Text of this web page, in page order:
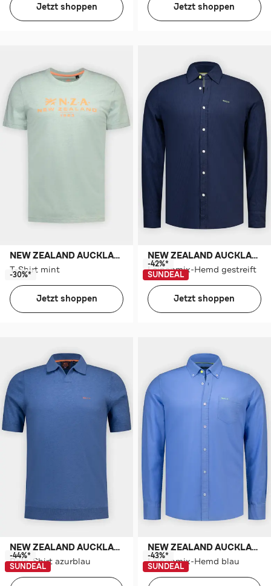
Jetzt shoppen Jetzt shoppen
NEW ZEALAND AUCKLAND
T-Shirt mint
-30%*
Jetzt shoppen
NEW ZEALAND AUCKLAND
Leinenmix-Hemd gestreift
-42%*
SUNDEAL
Jetzt shoppen
NEW ZEALAND AUCKLAND
Polo-Shirt azurblau
-44%*
SUNDEAL
NEW ZEALAND AUCKLAND
Leinenmix-Hemd blau
-43%*
SUNDEAL